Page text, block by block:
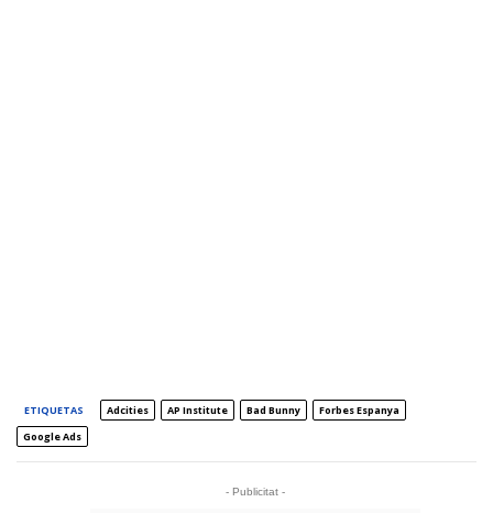
ETIQUETAS Adcities AP Institute Bad Bunny
Forbes Espanya
Google Ads
- Publicitat -